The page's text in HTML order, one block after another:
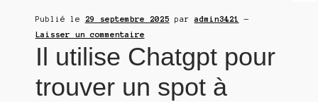
Publié le 29 septembre 2025 paradmin3421
—
Laisser un commentaire
Il utilise Chatgpt pour
trouver un spot à